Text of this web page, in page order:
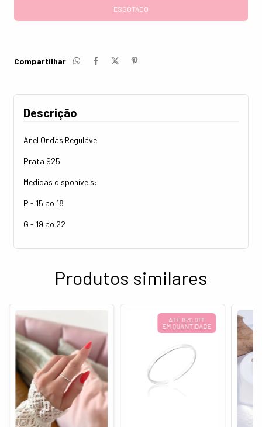
Compartilhar
Descrição
Anel Ondas Regulável
Prata 925
Medidas disponíveis:
P - 15 ao 18
G - 19 ao 22
Produtos similares
ATÉ 15% OFF
EM QUANTIDADE